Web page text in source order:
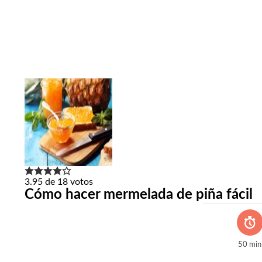
3.95 de 18 votos
Cómo hacer mermelada de piña fácil
50 min